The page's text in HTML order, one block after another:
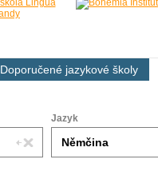
Doporučené jazykové školy
Jazyk